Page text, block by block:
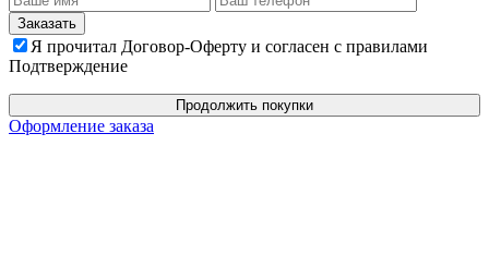
Я прочитал Договор-Оферту и согласен с правилами
Подтверждение
Продолжить покупки
Оформление заказа